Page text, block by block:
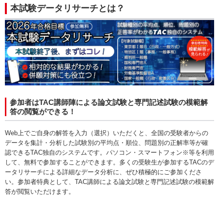
本試験データリサーチとは？
参加者はTAC講師陣による論文試験と専門記述試験の模範解
答の閲覧ができる！
Web上でご自身の解答を入力（選択）いただくと、全国の受験者からの
データを集計・分析した試験別の平均点・順位、問題別の正解率等が確
認できるTAC独自のシステムです。パソコン・スマートフォン※等を利用
して、無料で参加することができます。多くの受験生が参加するTACのデ
ータリサーチによる詳細なデータ分析に、ぜひ積極的にご参加くださ
い。参加者特典として、TAC講師による論文試験と専門記述試験の模範解
答が閲覧いただけます。